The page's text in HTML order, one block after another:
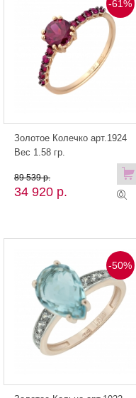
-61%
Золотое Колечко арт.1924
Вес 1.58 гр.
34 920 р.
89 539 р.
-50%